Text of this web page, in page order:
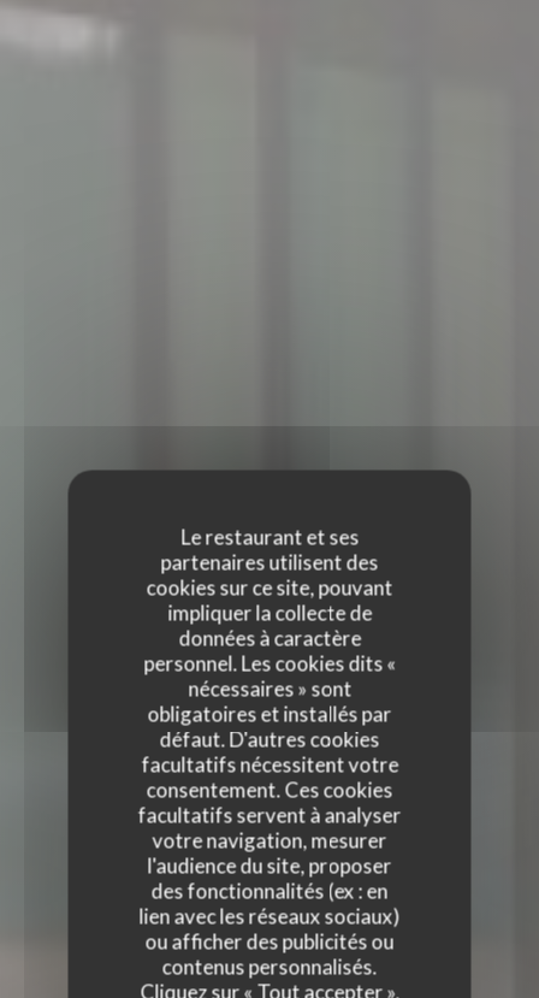
Le restaurant et ses
partenaires utilisent des
cookies sur ce site, pouvant
impliquer la collecte de
données à caractère
personnel. Les cookies dits «
nécessaires » sont
obligatoires et installés par
défaut. D'autres cookies
facultatifs nécessitent votre
consentement. Ces cookies
facultatifs servent à analyser
votre navigation, mesurer
l'audience du site, proposer
des fonctionnalités (ex : en
lien avec les réseaux sociaux)
ou afficher des publicités ou
contenus personnalisés.
Cliquez sur « Tout accepter »,
TERRA RESTAURANT
TERRA RESTAURANT